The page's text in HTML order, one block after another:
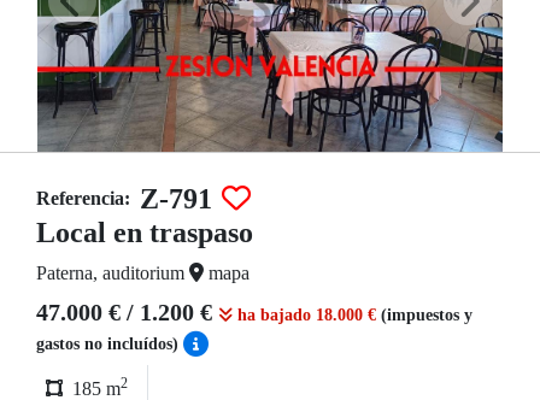
Referencia: Z-791
Local en traspaso
Paterna, auditorium mapa
47.000 € / 1.200 € ha bajado 18.000 € (impuestos y
gastos no incluídos)
185 m2